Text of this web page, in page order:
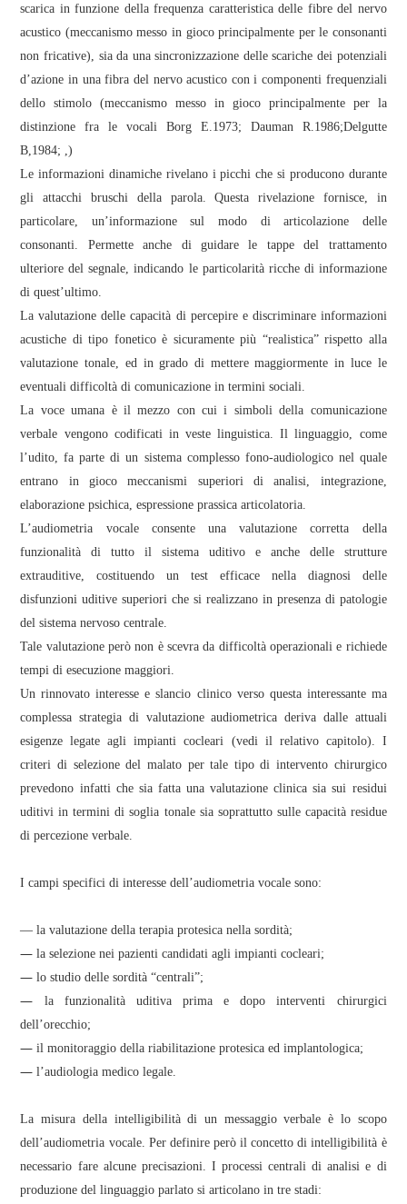
scarica in funzione della frequenza caratteristica delle fibre del nervo
acustico (meccanismo messo in gioco principalmente per le consonanti
non fricative), sia da una sincronizzazione delle scariche dei potenziali
d’azione in una fibra del nervo acustico con i componenti frequenziali
dello stimolo (meccanismo messo in gioco principalmente per la
distinzione fra le vocali Borg E.1973; Dauman R.1986;Delgutte
B,1984; ,)
Le informazioni dinamiche rivelano i picchi che si producono durante
gli attacchi bruschi della parola. Questa rivelazione fornisce, in
particolare, un’informazione sul modo di articolazione delle
consonanti. Permette anche di guidare le tappe del trattamento
ulteriore del segnale, indicando le particolarità ricche di informazione
di quest’ultimo.
La valutazione delle capacità di percepire e discriminare informazioni
acustiche di tipo fonetico è sicuramente più “realistica” rispetto alla
valutazione tonale, ed in grado di mettere maggiormente in luce le
eventuali difficoltà di comunicazione in termini sociali.
La voce umana è il mezzo con cui i simboli della comunicazione
verbale vengono codificati in veste linguistica. Il linguaggio, come
l’udito, fa parte di un sistema complesso fono-audiologico nel quale
entrano in gioco meccanismi superiori di analisi, integrazione,
elaborazione psichica, espressione prassica articolatoria.
L’audiometria vocale consente una valutazione corretta della
funzionalità di tutto il sistema uditivo e anche delle strutture
extrauditive, costituendo un test efficace nella diagnosi delle
disfunzioni uditive superiori che si realizzano in presenza di patologie
del sistema nervoso centrale.
Tale valutazione però non è scevra da difficoltà operazionali e richiede
tempi di esecuzione maggiori.
Un rinnovato interesse e slancio clinico verso questa interessante ma
complessa strategia di valutazione audiometrica deriva dalle attuali
esigenze legate agli impianti cocleari (vedi il relativo capitolo). I
criteri di selezione del malato per tale tipo di intervento chirurgico
prevedono infatti che sia fatta una valutazione clinica sia sui residui
uditivi in termini di soglia tonale sia soprattutto sulle capacità residue
di percezione verbale.
I campi specifici di interesse dell’audiometria vocale sono:
— la valutazione della terapia protesica nella sordità;
—la selezione nei pazienti candidati agli impianti cocleari;
—lo studio delle sordità “centrali”;
—
la funzionalità uditiva prima e dopo interventi chirurgici
dell’orecchio;
—il monitoraggio della riabilitazione protesica ed implantologica;
—l’audiologia medico legale.
La misura della intelligibilità di un messaggio verbale è lo scopo
dell’audiometria vocale. Per definire però il concetto di intelligibilità è
necessario fare alcune precisazioni. I processi centrali di analisi e di
produzione del linguaggio parlato si articolano in tre stadi: